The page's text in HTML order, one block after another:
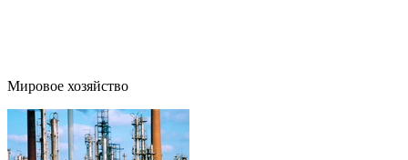
Мировое хозяйство